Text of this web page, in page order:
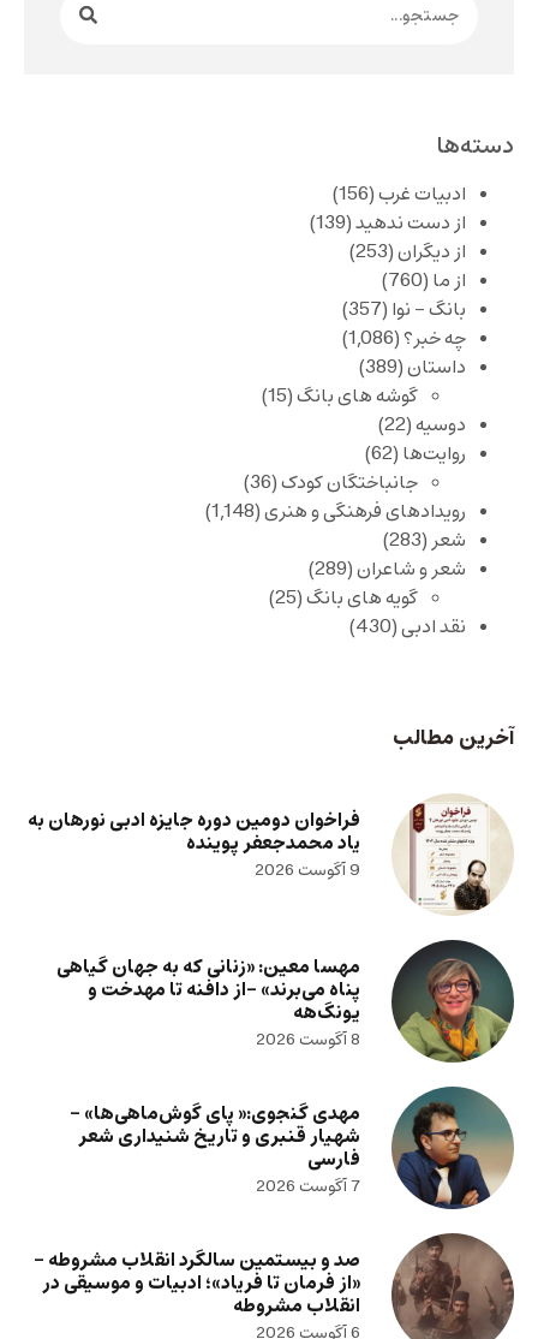
دسته‌ها
ادبیات غرب(156)
از دست ندهید(139)
از دیگران(253)
از ما (760)
بانگ – نوا (357)
چه خبر؟(1,086)
داستان(389)
گوشه های بانگ(15)
دوسیه(22)
روایت‌ها (62)
جانباختگان کودک(36)
رویدادهای فرهنگی و هنری(1,148)
شعر(283)
شعر و شاعران(289)
گویه های بانگ(25)
نقد ادبی(430)
آخرین مطالب
فراخوان دومین دوره جایزه ادبی نورهان به
یاد محمدجعفر پوینده
9 آگوست 2026
مهسا معین: «زنانی که به جهان گیاهی
پناه می‌برند» -از دافنه تا مهدخت و
یونگ‌هه
8 آگوست 2026
مهدی گنجوی:« پای گوش‌ماهی‌ها» –
شهیار قنبری و تاریخ شنیداری شعر
فارسی
7 آگوست 2026
صد و بیستمین سالگرد انقلاب مشروطه –
«از فرمان تا فریاد»؛ ادبیات و موسیقی در
انقلاب مشروطه
6 آگوست 2026